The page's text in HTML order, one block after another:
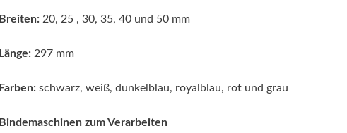
Breiten: 20, 25 , 30, 35, 40 und 50 mm
Länge: 297 mm
Farben: schwarz, weiß, dunkelblau, royalblau, rot und grau
Bindemaschinen zum Verarbeiten